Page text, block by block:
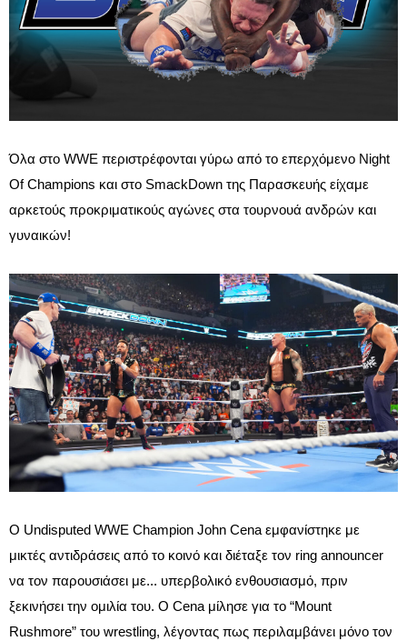
Όλα στο WWE περιστρέφονται γύρω από το επερχόμενο Night
Of Champions και στο SmackDown της Παρασκευής είχαμε
αρκετούς προκριματικούς αγώνες στα τουρνουά ανδρών και
γυναικών!
Ο Undisputed WWE Champion John Cena εμφανίστηκε με
μικτές αντιδράσεις από το κοινό και διέταξε τον ring announcer
να τον παρουσιάσει με... υπερβολικό ενθουσιασμό, πριν
ξεκινήσει την ομιλία του. Ο Cena μίλησε για το “Mount
Rushmore” του wrestling, λέγοντας πως περιλαμβάνει μόνο τον